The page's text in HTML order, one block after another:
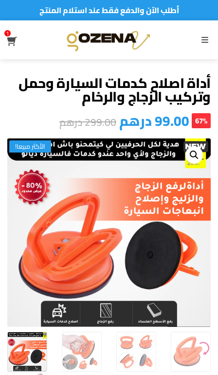
أطلب الآن والدفع فقط عند استلام المنتج
توصيل سريع لجميع مدن المملكة
نفخر بأكثر من 5000 مشتري سعيد
أطلب الآن والدفع فقط عند استلام المنتج
MENU
1
أداة اصلاح كدمات السيارة وحمل
وتركيب الزجاج والرخام
99.00درهم299.00درهم 67%
الأكثر مبيعا!